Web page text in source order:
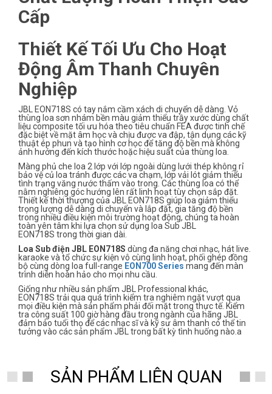
Cấp
Thiết Kế Tối Ưu Cho Hoạt
Động Âm Thanh Chuyên
Nghiệp
JBL EON718S có tay nắm cầm xách di chuyển dễ dàng. Vỏ
thùng loa sơn nhám bền màu giảm thiểu trầy xước dùng chất
liệu composite tối ưu hóa theo tiêu chuẩn FEA được tinh chế
đặc biệt về mặt âm học và chịu được va đập, tận dụng các kỹ
thuật ép phun và tạo hình cơ học để tăng độ bền mà không
ảnh hưởng đến kích thước hoặc hiệu suất của thùng loa.
Màng phủ che loa 2 lớp với lớp ngoài dùng lưới thép không rỉ
bảo vệ củ loa tránh được các va chạm, lớp vải lót giảm thiểu
tình trạng văng nước thấm vào trong. Các thùng loa có thể
nằm nghiêng góc hướng lên rất linh hoạt tùy chọn sắp đặt.
Thiết kế thời thượng của JBL EON718S giúp loa giảm thiểu
trọng lượng dễ dàng di chuyển và lắp đặt, gia tăng độ bền
trong nhiều điều kiện môi trường hoạt động, chúng ta hoàn
toàn yên tâm khi lựa chọn sử dụng loa Sub JBL
EON718S trong thời gian dài.
Loa Sub điện JBL EON718S dùng đa năng chơi nhạc, hát live.
karaoke và tổ chức sự kiện vô cùng linh hoạt, phối ghép đồng
bộ cùng dòng loa full-range EON700 Series mang đến màn
trình diễn hoàn hảo cho mọi nhu cầu.
Giống như nhiều sản phẩm JBL Professional khác,
EON718S trải qua quá trình kiểm tra nghiêm ngặt vượt qua
mọi điều kiện mà sản phẩm phải đối mặt trong thực tế. Kiểm
tra công suất 100 giờ hàng đầu trong ngành của hãng JBL
đảm bảo tuổi thọ để các nhạc sĩ và kỹ sư âm thanh có thể tin
tưởng vào các sản phẩm JBL trong bất kỳ tình huống nào.a
SẢN PHẨM LIÊN QUAN